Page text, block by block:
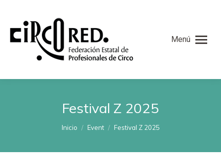
Menú
Festival Z 2025
Estás aquí:
Inicio Event Festival Z 2025